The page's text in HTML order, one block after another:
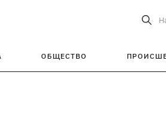
ОБЩЕСТВО